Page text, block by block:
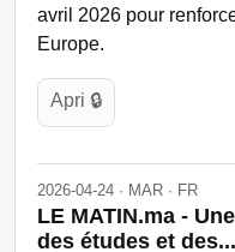
avril 2026 pour
Europe.
Apri 🔒
2026-04-24 · MAR · FR
LE MATIN.ma -
des études et